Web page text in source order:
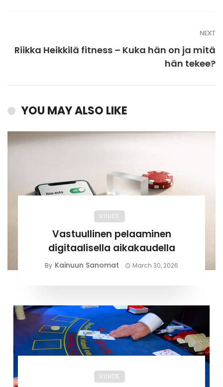
NEXT
Riikka Heikkilä fitness – Kuka hän on ja mitä
hän tekee?
YOU MAY ALSO LIKE
VIIHDE
Vastuullinen pelaaminen
digitaalisella aikakaudella
By Kainuun Sanomat March 30, 2026
VIIHDE